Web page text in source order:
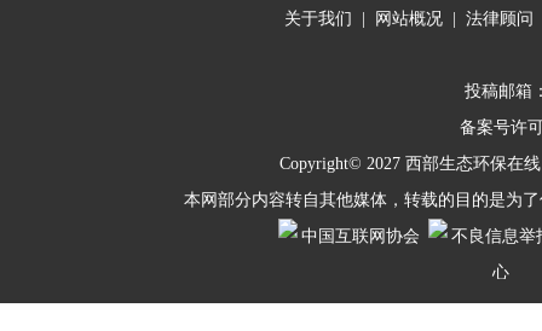
关于我们 网站概况| 法律顾问
投稿邮箱
备案号许
Copyright© 2027 西部生态环保在线
本网部分内容转自其他媒体，转载的目的是为